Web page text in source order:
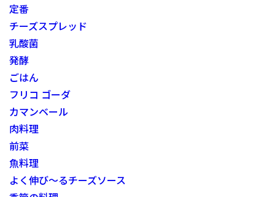
定番
チーズスプレッド
乳酸菌
発酵
ごはん
フリコ ゴーダ
カマンベール
肉料理
前菜
魚料理
よく伸び～るチーズソース